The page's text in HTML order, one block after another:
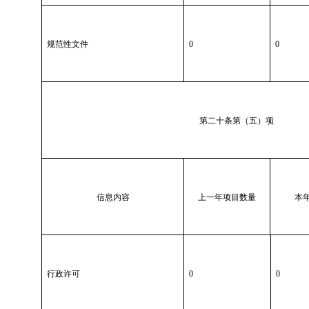
规范性文件 0 0
第二十条第（五）项
信息内容 上一年项目数量 本
行政许可 0 0